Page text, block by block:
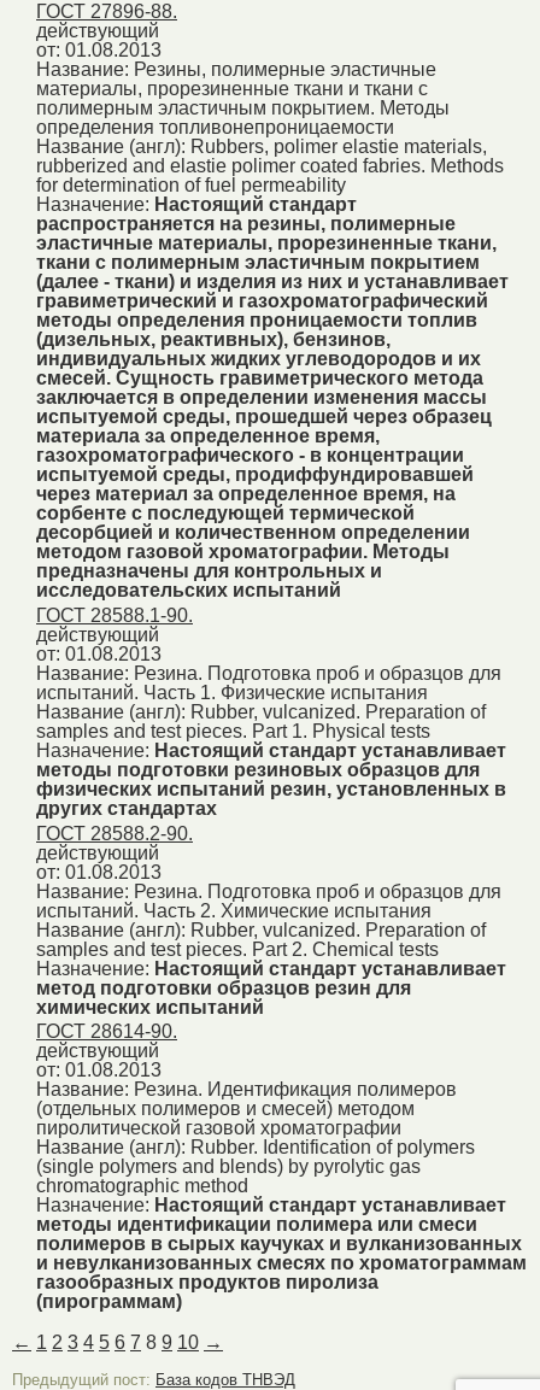
ГОСТ 27896-88.
действующий
от: 01.08.2013
Название: Резины, полимерные эластичные
материалы, прорезиненные ткани и ткани с
полимерным эластичным покрытием. Методы
определения топливонепроницаемости
Название (англ): Rubbers, polimer elastie materials,
rubberized and elastie polimer coated fabries. Methods
for determination of fuel permeability
Назначение: Настоящий стандарт
распространяется на резины, полимерные
эластичные материалы, прорезиненные ткани,
ткани с полимерным эластичным покрытием
(далее - ткани) и изделия из них и устанавливает
гравиметрический и газохроматографический
методы определения проницаемости топлив
(дизельных, реактивных), бензинов,
индивидуальных жидких углеводородов и их
смесей. Сущность гравиметрического метода
заключается в определении изменения массы
испытуемой среды, прошедшей через образец
материала за определенное время,
газохроматографического - в концентрации
испытуемой среды, продиффундировавшей
через материал за определенное время, на
сорбенте с последующей термической
десорбцией и количественном определении
методом газовой хроматографии. Методы
предназначены для контрольных и
исследовательских испытаний
ГОСТ 28588.1-90.
действующий
от: 01.08.2013
Название: Резина. Подготовка проб и образцов для
испытаний. Часть 1. Физические испытания
Название (англ): Rubber, vulcanized. Preparation of
samples and test pieces. Part 1. Physical tests
Назначение: Настоящий стандарт устанавливает
методы подготовки резиновых образцов для
физических испытаний резин, установленных в
других стандартах
ГОСТ 28588.2-90.
действующий
от: 01.08.2013
Название: Резина. Подготовка проб и образцов для
испытаний. Часть 2. Химические испытания
Название (англ): Rubber, vulcanized. Preparation of
samples and test pieces. Part 2. Chemical tests
Назначение: Настоящий стандарт устанавливает
метод подготовки образцов резин для
химических испытаний
ГОСТ 28614-90.
действующий
от: 01.08.2013
Название: Резина. Идентификация полимеров
(отдельных полимеров и смесей) методом
пиролитической газовой хроматографии
Название (англ): Rubber. Identification of polymers
(single polymers and blends) by pyrolytic gas
chromatographic method
Назначение: Настоящий стандарт устанавливает
методы идентификации полимера или смеси
полимеров в сырых каучуках и вулканизованных
и невулканизованных смесях по хроматограммам
газообразных продуктов пиролиза
(пирограммам)
← 1 2 3 4 5 6 7 8 9 10 →
Предыдущий пост: База кодов ТНВЭД